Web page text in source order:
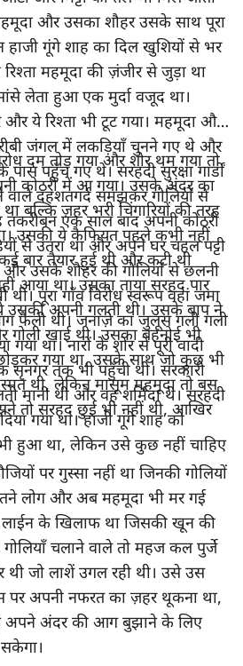
और उसका शौहर उसके साथ पूरा
हाजी गूंगे शाह का दिल खुशियों से भर
महमूदा की ज़ंजीर से जुड़ा था
लेता हुआ एक मुर्दा वजूद था।
ये रिश्ता भी टूट गया। महमूदा और
जंगल में लकड़ियाँ चुनने गए थे और
पहुँच गए थे। सरहदी सुरक्षा गार्डों
दहशतगर्द समझकर गोलियों से
तकरीबन एक साल बाद अपनी कोठरी
से उतरा था और अपने घर चहल पट्टी
उसके शौहर की गोलियों से छलनी
पूरा गाँव विरोध स्वरूप वहां जमा
फैली थी। जनाज़े का जुलूस गली गली
गया था। नारों के शोर से पूरी वादी
सृनगर तक भी पहुँची थी। सरकारी
मानी थी और वह शर्मिंदा थे। सरहदी
गया था। हाजी गूंगे शाह को
हुआ था, लेकिन उसे कुछ नहीं चाहिए
दम तोड़ गया और शोर थम गया तो
कोठरी में आ गया। उसके अंदर का
बल्कि ज़हर भरी चिंगारियों की तरह
उसकी ये कैफियत पहले कभी नहीं
बार तैयार हुई थी और कटी थी
आया था। उसका ताया सरहद पार
उसकी अपनी गलती थी। उसके बाप ने
गोली खाई थी। उसका बहनोई भी
गया था, उसके साथ जो कुछ भी
थी, लेकिन मासूम महमूदा तो बस
तो सरहद छुई भी नहीं थी, आखिर
पर गुस्सा नहीं था जिनकी गोलियों
लोग और अब महमूदा भी मर गई
लाईन के खिलाफ था जिसकी खून की
चलाने वाले तो महज कल पुर्जे
जो लाशें उगल रही थी। उसे उस
पर अपनी नफरत का ज़हर थूकना था,
अपने अंदर की आग बुझाने के लिए